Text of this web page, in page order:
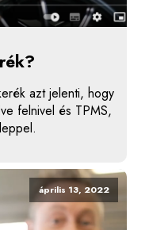
azt jelenti, hogy
felnivel és TPMS,
április 13, 2022